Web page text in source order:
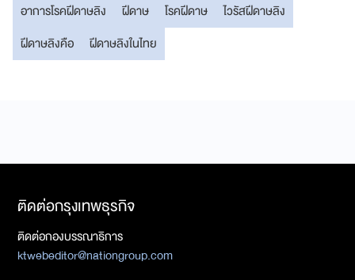
อาการโรคฝีดาษลิง
ฝีดาษ โรคฝีดาษ
ไวรัสฝีดาษลิง
ฝีดาษลิงคือ
ฝีดาษลิงในไทย
ติดต่อกรุงเทพธุรกิจ
ติดต่อกองบรรณาธิการ
ktwebeditor@nationgroup.com